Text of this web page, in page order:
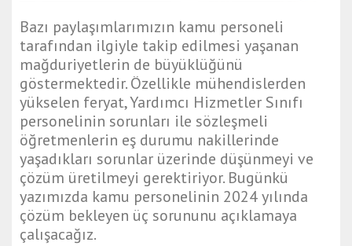
Bazı paylaşımlarımızın kamu personeli
tarafından ilgiyle takip edilmesi yaşanan
mağduriyetlerin de büyüklüğünü
göstermektedir. Özellikle mühendislerden
yükselen feryat, Yardımcı Hizmetler Sınıfı
personelinin sorunları ile sözleşmeli
öğretmenlerin eş durumu nakillerinde
yaşadıkları sorunlar üzerinde düşünmeyi ve
çözüm üretilmeyi gerektiriyor. Bugünkü
yazımızda kamu personelinin 2024 yılında
çözüm bekleyen üç sorununu açıklamaya
çalışacağız.